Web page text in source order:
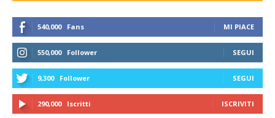
540,000 Fans MI PIACE
550,000 Follower SEGUI
9,300 Follower SEGUI
290,000 Iscritti ISCRIVITI